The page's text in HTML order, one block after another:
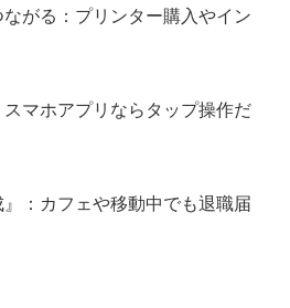
ながる：プリンター購入やイン
スマホアプリならタップ操作だ
』：カフェや移動中でも退職届